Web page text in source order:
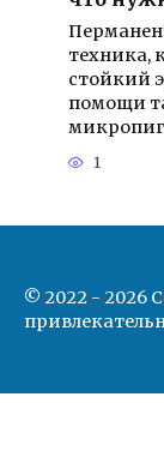
техника,
стойкий
помощи
1
© 2022 - 2026